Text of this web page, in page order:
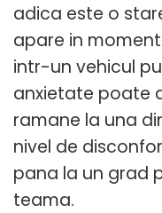
adica este o
apare in
intr-un vehicul
anxietate poate
ramane la una
nivel de
pana la un grad
teama.